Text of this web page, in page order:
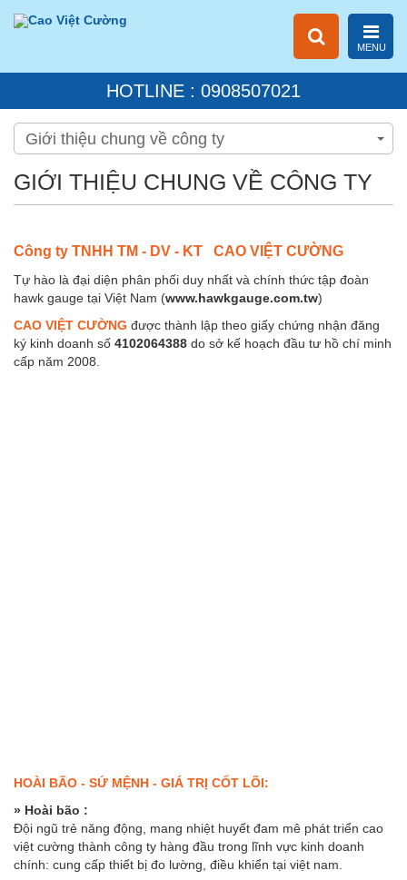
MENU
HOTLINE : 0908507021
Giới thiệu chung về công ty
GIỚI THIỆU CHUNG VỀ CÔNG TY
Công ty TNHH TM - DV - KT CAO VIỆT CƯỜNG
Tự hào là đại diện phân phối duy nhất và chính thức tập đoàn
hawk gauge tại Việt Nam (www.hawkgauge.com.tw)
CAO VIỆT CƯỜNG được thành lập theo giấy chứng nhận đăng
ký kinh doanh số 4102064388 do sở kế hoạch đầu tư hồ chí minh
cấp năm 2008.
HOÀI BÃO - SỨ MỆNH - GIÁ TRỊ CỐT LÕI:
» Hoài bão :
Đội ngũ trẻ năng động, mang nhiệt huyết đam mê phát triển cao
việt cường thành công ty hàng đầu trong lĩnh vực kinh doanh
chính: cung cấp thiết bị đo lường, điều khiển tại việt nam.